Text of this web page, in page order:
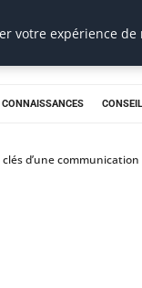
Pro
CONNAISSANCES
clés d’une
votre expérience